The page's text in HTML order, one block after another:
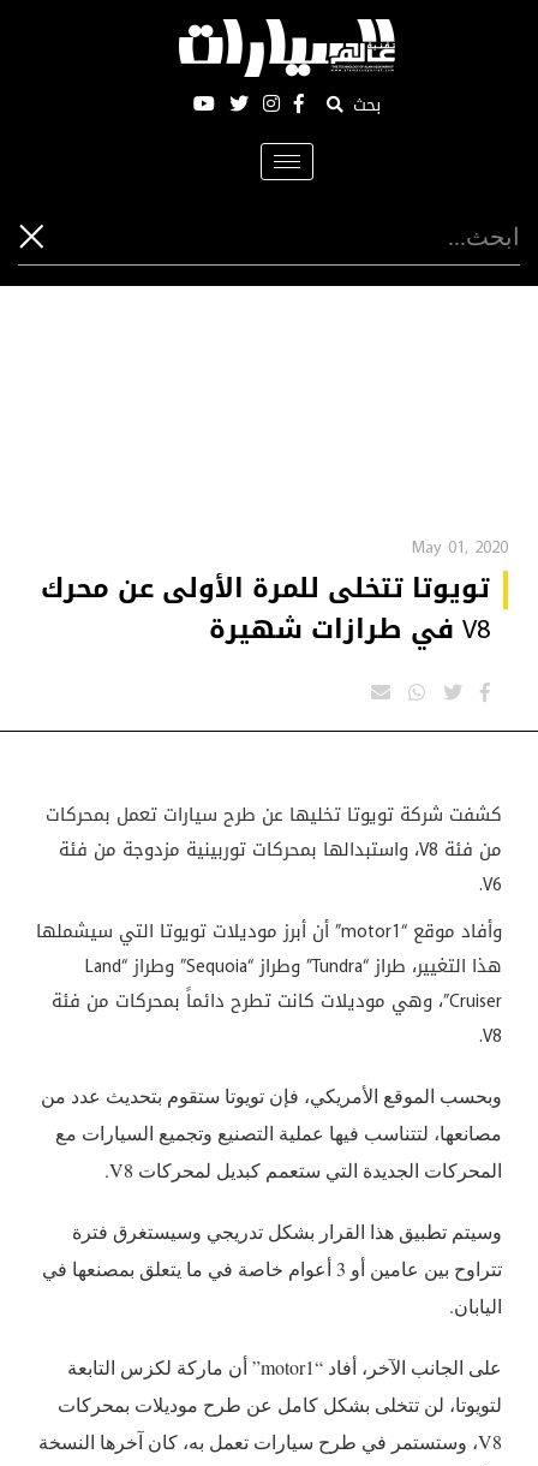
بحث
Toggle
navigation
May 01, 2020
تويوتا تتخلى للمرة الأولى عن محرك
V8 في طرازات شهيرة
كشفت شركة تويوتا تخليها عن طرح سيارات تعمل بمحركات
من فئة V8، واستبدالها بمحركات توربينية مزدوجة من فئة
V6.
وأفاد موقع “motor1” أن أبرز موديلات تويوتا التي سيشملها
هذا التغيير، طراز “Tundra” وطراز “Sequoia” وطراز “Land
Cruiser”، وهي موديلات كانت تطرح دائماً بمحركات من فئة
V8.
وبحسب الموقع الأمريكي، فإن تويوتا ستقوم بتحديث عدد من
مصانعها، لتتناسب فيها عملية التصنيع وتجميع السيارات مع
المحركات الجديدة التي ستعمم كبديل لمحركات V8.
وسيتم تطبيق هذا القرار بشكل تدريجي وسيستغرق فترة
تتراوح بين عامين أو 3 أعوام خاصة في ما يتعلق بمصنعها في
اليابان.
على الجانب الآخر، أفاد “motor1” أن ماركة لكزس التابعة
لتويوتا، لن تتخلى بشكل كامل عن طرح موديلات بمحركات
V8، وستستمر في طرح سيارات تعمل به، كان آخرها النسخة